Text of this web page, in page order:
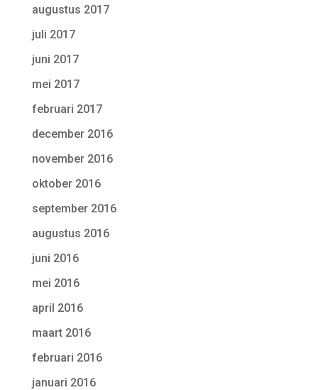
augustus 2017
juli 2017
juni 2017
mei 2017
februari 2017
december 2016
november 2016
oktober 2016
september 2016
augustus 2016
juni 2016
mei 2016
april 2016
maart 2016
februari 2016
januari 2016